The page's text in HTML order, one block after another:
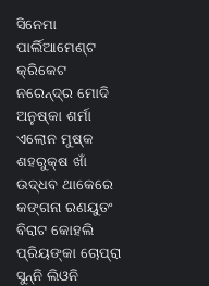
ସିନେମା
ପାର୍ଲିଆମେଣ୍ଟ
କ୍ରିକେଟ
ନରେନ୍ଦ୍ର ମୋଦି
ଅନୁଷ୍କା ଶର୍ମା
ଏଲୋନ ମୁଷ୍କ
ଶହରୁକ୍ଷ ଖାଁ
ଉଦ୍ଧବ ଥାକେରେ
କଙ୍ଗନା ରଣୟୁତଂ
ବିରାଟ କୋହଲି
ପ୍ରିୟଙ୍କା ଚୋପ୍ରା
ସୁନ୍ନି ଲିଓନି